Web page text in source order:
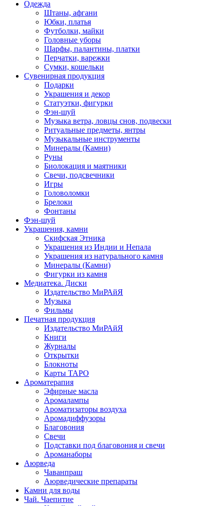
Одежда
Штаны, афгани
Юбки, платья
Футболки, майки
Головные уборы
Шарфы, палантины, платки
Перчатки, варежки
Сумки, кошельки
Сувенирная продукция
Подарки
Украшения и декор
Статуэтки, фигурки
Фэн-шуй
Музыка ветра, ловцы снов, подвески
Ритуальные предметы, янтры
Музыкальные инструменты
Минералы (Камни)
Руны
Биолокация и маятники
Свечи, подсвечники
Игры
Головоломки
Брелоки
Фонтаны
Фэн-шуй
Украшения, камни
Скифская Этника
Украшения из Индии и Непала
Украшения из натурального камня
Минералы (Камни)
Фигурки из камня
Медиатека. Диски
Издательство МиРАйЯ
Музыка
Фильмы
Печатная продукция
Издательство МиРАйЯ
Книги
Журналы
Открытки
Блокноты
Карты ТАРО
Ароматерапия
Эфирные масла
Аромалампы
Ароматизаторы воздуха
Аромадиффузоры
Благовония
Свечи
Подставки под благовония и свечи
Ароманаборы
Аюрведа
Чаванпраш
Аюрведические препараты
Камни для воды
Чай. Чаепитие